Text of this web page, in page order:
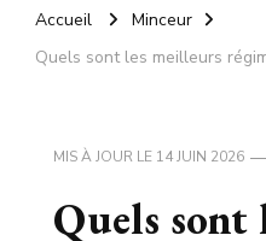
Accueil
Minceur
Quels sont les meilleurs
MIS À JOUR LE 14 JUIN 2026
Quels sont